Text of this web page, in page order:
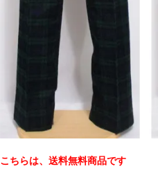
こちらは、送料無料商品です